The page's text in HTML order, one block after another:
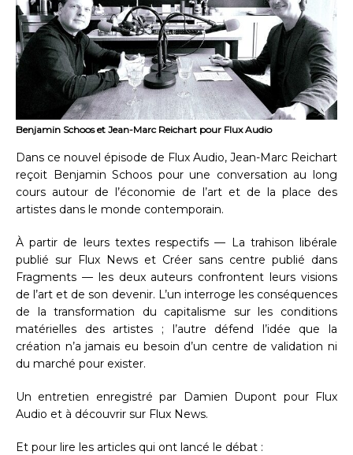
Benjamin Schoos et Jean-Marc Reichart pour Flux Audio
Dans ce nouvel épisode de Flux Audio, Jean-Marc Reichart
reçoit Benjamin Schoos pour une conversation au long
cours autour de l’économie de l’art et de la place des
artistes dans le monde contemporain.
À partir de leurs textes respectifs — La trahison libérale
publié sur Flux News et Créer sans centre publié dans
Fragments — les deux auteurs confrontent leurs visions
de l’art et de son devenir. L’un interroge les conséquences
de la transformation du capitalisme sur les conditions
matérielles des artistes ; l’autre défend l’idée que la
création n’a jamais eu besoin d’un centre de validation ni
du marché pour exister.
Un entretien enregistré par Damien Dupont pour Flux
Audio et à découvrir sur Flux News.
Et pour lire les articles qui ont lancé le débat :